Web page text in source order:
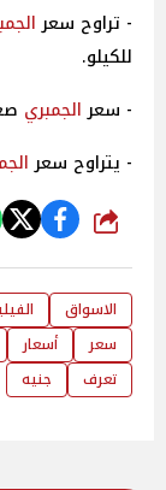
- تراوح سعر
للكيلو.
- سعرالجمبري
- يتراوح سعر
شارك
الاسواق
سعر
أسعار
تعرف
جنيه